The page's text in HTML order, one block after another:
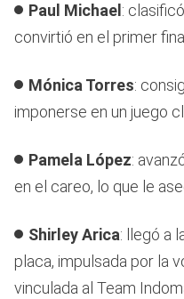
Paul Michael :
convirtió en el primer
Mónica Torres:
imponerse en un juego
Pamela López:
en el careo, lo que le
Shirley Arica: llegó a
placa, impulsada por la
vinculada al Team